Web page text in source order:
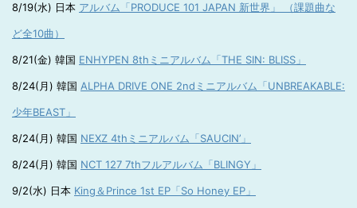
8/19(水) 日本 アルバム「PRODUCE 101 JAPAN 新世界」 （課題曲な
ど全10曲）
8/21(金) 韓国 ENHYPEN 8thミニアルバム「THE SIN: BLISS」
8/24(月) 韓国 ALPHA DRIVE ONE 2ndミニアルバム「UNBREAKABLE:
少年BEAST」
8/24(月) 韓国 NEXZ 4thミニアルバム「SAUCIN’」
8/24(月) 韓国 NCT 127 7thフルアルバム「BLINGY」
9/2(水) 日本 King＆Prince 1st EP「So Honey EP」